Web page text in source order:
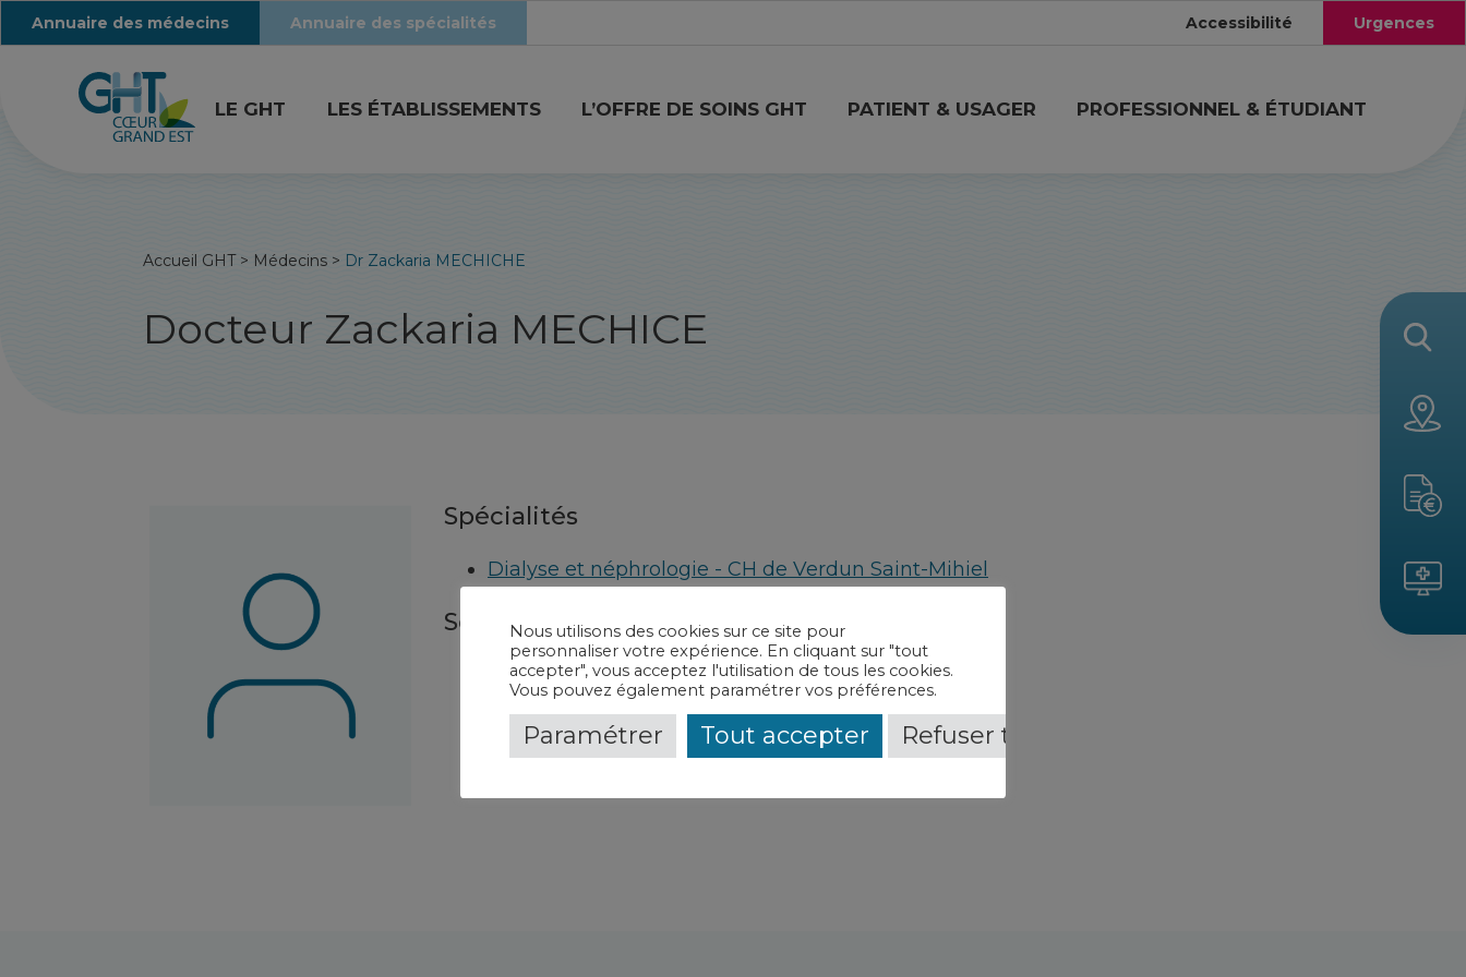
Annuaire des médecins Annuaire des spécialités Accessibilité Urgences
LE GHT LES ÉTABLISSEMENTS L’OFFRE DE SOINS GHT PATIENT & USAGER PROFESSIONNEL & ÉTUDIANT
Accueil GHT> Médecins > Dr Zackaria MECHICHE
Docteur Zackaria MECHICE
Spécialités
Dialyse et néphrologie - CH de Verdun Saint-Mihiel
Service(s) et contact(s)
Néphrologie-CH de Verdun Saint-Mihiel
Nous utilisons des cookies sur ce site pour
personnaliser votre expérience. En cliquant sur "tout
accepter", vous acceptez l'utilisation de tous les cookies.
Vous pouvez également paramétrer vos préférences.
Paramétrer Tout accepter Refuser tout